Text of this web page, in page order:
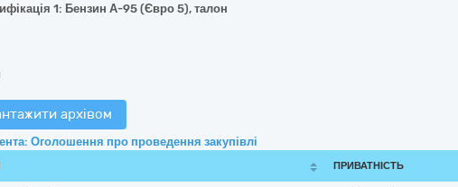
1: Бензин А-95 (Євро 5), талон
архівом
Оголошення про проведення закупівлі
ПРИВАТНІСТЬ